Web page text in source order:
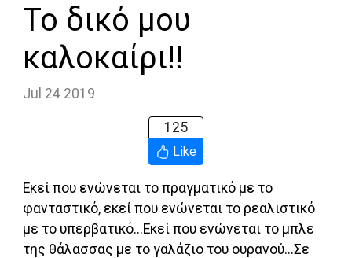
Το δικό μου
καλοκαίρι!!
Jul 24 2019
125
Like
Εκεί που ενώνεται το πραγματικό με το
φανταστικό, εκεί που ενώνεται το ρεαλιστικό
με το υπερβατικό...Εκεί που ενώνεται το μπλε
της θάλασσας με το γαλάζιο του ουρανού...Σε